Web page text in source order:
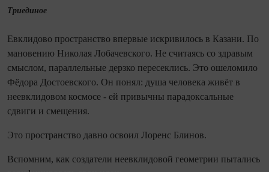
Триединое
Евклидово пространство впервые искривилось в Казани. По
мановению Николая Лобачевского. Не считаясь со здравым
смыслом, параллельные дерзко пересеклись. Это ошеломило
Фёдора Достоевского. Он понял: душа человека живёт в
неевклидовом космосе - ей привычны парадоксальные
сдвиги и смещения.
Это пространство давно освоил Лоренс Блинов.
Вспомним, как создатели неевклидовой геометрии пытались